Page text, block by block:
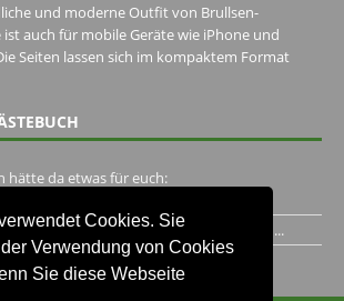
Cookies. Sie
Verwendung von Cookies
Sie diese Webseite
und moderne Outfit von Brullsen-
auch für mobile Geräte wie iPhone und
Seiten lassen sich im kompaktem Format
hätte da etwas für euch:
Hugo Pape verbracht..Habe ihn...